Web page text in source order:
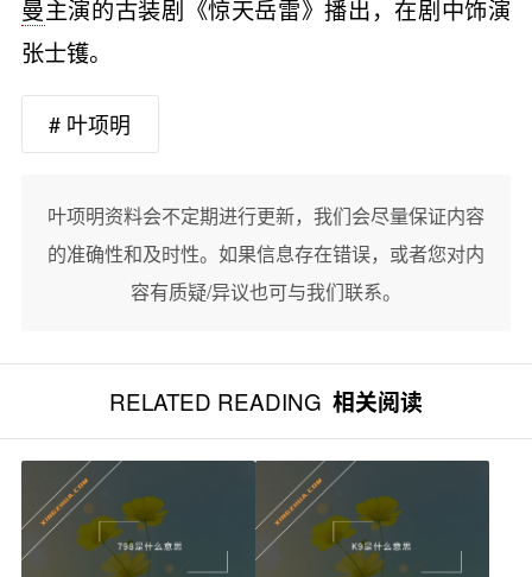
曼主演的古装剧《惊天岳雷》播出，在剧中饰演
张士镬。
# 叶项明
叶项明资料会不定期进行更新，我们会尽量保证内容
的准确性和及时性。如果信息存在错误，或者您对内
容有质疑/异议也可与我们联系。
RELATED READING 相关阅读